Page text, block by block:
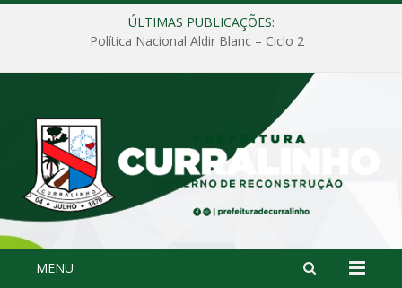
ÚLTIMAS PUBLICAÇÕES:
Política Nacional Aldir Blanc – Ciclo 2
MENU